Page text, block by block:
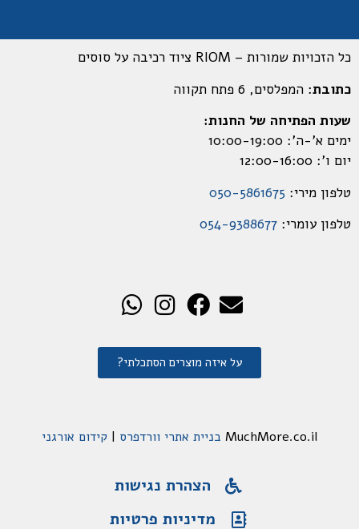
כל הזכויות שמורות – RIOM ציוד רכיבה על סוסים
כתובת: המפלסים, 6 פתח תקווה
שעות הפתיחה של החנות:
ימים א’-ה’: 10:00-19:00
יום ו’: 12:00-16:00
טלפון מירי: 050-5861675
טלפון עומרי: 054-9388677
על איזה מוצרים הסתכלתי?
MuchMore.co.il בניית אתרי וורדפרס | קידום אורגני
הצהרת נגישות
מדיניות פרטיות